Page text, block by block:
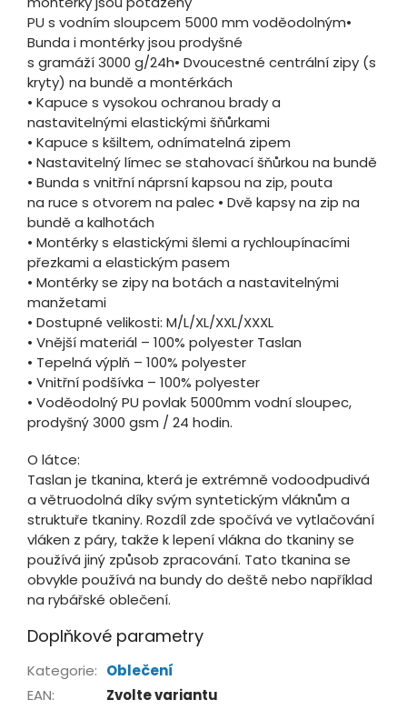
PU s vodním sloupcem 5000 mm voděodolným•
Bunda i montérky jsou prodyšné
s gramáží 3000 g/24h• Dvoucestné centrální zipy (s
kryty) na bundě a montérkách
• Kapuce s vysokou ochranou brady a
nastavitelnými elastickými šňůrkami
• Kapuce s kšiltem, odnímatelná zipem
• Nastavitelný límec se stahovací šňůrkou na bundě
• Bunda s vnitřní náprsní kapsou na zip, pouta
na ruce s otvorem na palec • Dvě kapsy na zip na
bundě a kalhotách
• Montérky s elastickými šlemi a rychloupínacími
přezkami a elastickým pasem
• Montérky se zipy na botách a nastavitelnými
manžetami
• Dostupné velikosti: M/L/XL/XXL/XXXL
• Vnější materiál – 100% polyester Taslan
• Tepelná výplň – 100% polyester
• Vnitřní podšívka – 100% polyester
• Voděodolný PU povlak 5000mm vodní sloupec,
prodyšný 3000 gsm / 24 hodin.
O látce:
Taslan je tkanina, která je extrémně vodoodpudivá
a větruodolná díky svým syntetickým vláknům a
struktuře tkaniny. Rozdíl zde spočívá ve vytlačování
vláken z páry, takže k lepení vlákna do tkaniny se
používá jiný způsob zpracování. Tato tkanina se
obvykle používá na bundy do deště nebo například
na rybářské oblečení.
Doplňkové parametry
Kategorie: Oblečení
EAN: Zvolte variantu